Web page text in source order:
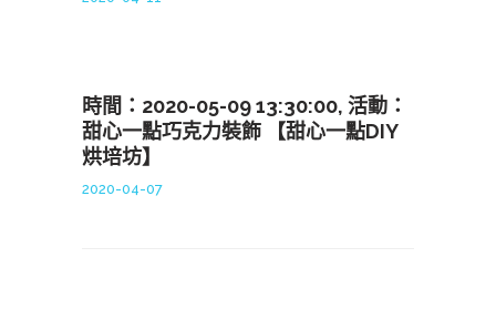
時間：2020-05-09 13:30:00, 活動：
甜心一點巧克力裝飾 【甜心一點DIY
烘培坊】
2020-04-07